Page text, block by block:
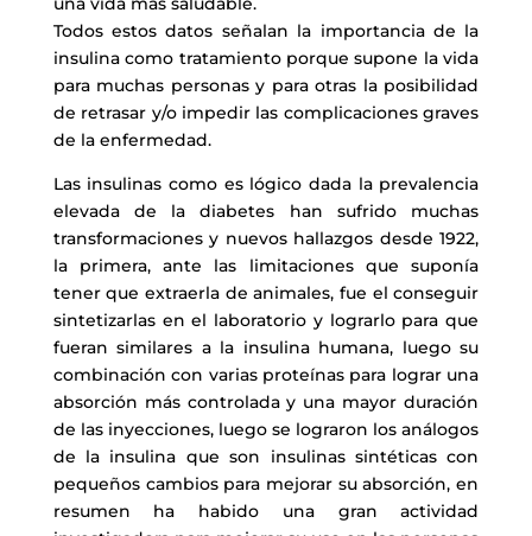
Todos estos datos señalan la importancia de la
insulina como tratamiento porque supone la vida
para muchas personas y para otras la posibilidad
de retrasar y/o impedir las complicaciones graves
de la enfermedad.
Las insulinas como es lógico dada la prevalencia
elevada de la diabetes han sufrido muchas
transformaciones y nuevos hallazgos desde 1922,
la primera, ante las limitaciones que suponía
tener que extraerla de animales, fue el conseguir
sintetizarlas en el laboratorio y lograrlo para que
fueran similares a la insulina humana, luego su
combinación con varias proteínas para lograr una
absorción más controlada y una mayor duración
de las inyecciones, luego se lograron los análogos
de la insulina que son insulinas sintéticas con
pequeños cambios para mejorar su absorción, en
resumen ha habido una gran actividad